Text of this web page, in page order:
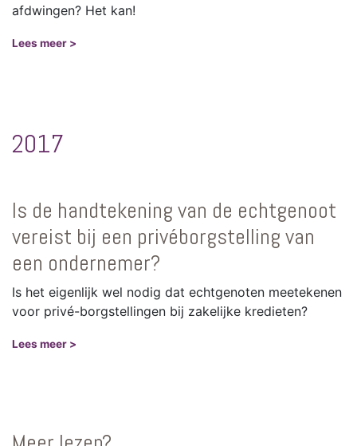
afdwingen? Het kan!
Lees meer >
2017
Is de handtekening van de echtgenoot
vereist bij een privéborgstelling van
een ondernemer?
Is het eigenlijk wel nodig dat echtgenoten meetekenen
voor privé-borgstellingen bij zakelijke kredieten?
Lees meer >